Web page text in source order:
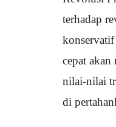
terhadap
konservatif
cepat akan
nilai-nilai
di